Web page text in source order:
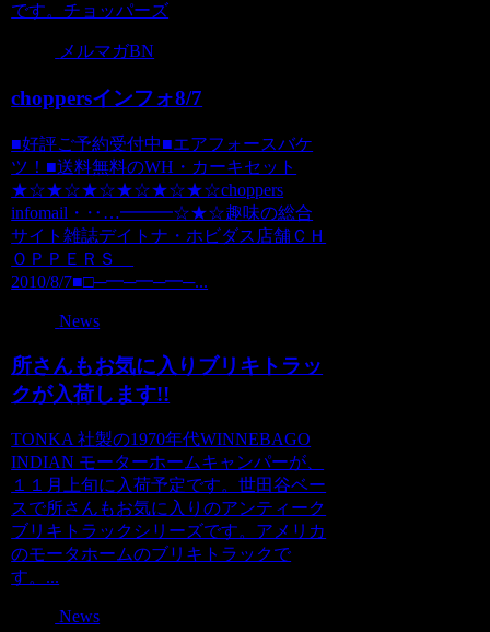
です。チョッパーズ
メルマガBN
choppersインフォ8/7
■好評ご予約受付中■エアフォースバケ
ツ！■送料無料のWH・カーキセット
★☆★☆★☆★☆★☆★☆choppers
infomail・‥…━━━☆★☆趣味の総合
サイト雑誌デイトナ・ホビダス店舗ＣＨ
ＯＰＰＥＲＳ
2010/8/7■□─━─━─━─...
News
所さんもお気に入りブリキトラッ
クが入荷します!!
TONKA 社製の1970年代WINNEBAGO
INDIAN モーターホームキャンパーが、
１１月上旬に入荷予定です。世田谷ベー
スで所さんもお気に入りのアンティーク
ブリキトラックシリーズです。アメリカ
のモータホームのブリキトラックで
す。...
News